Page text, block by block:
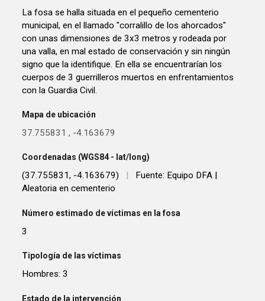
La fosa se halla situada en el pequeño cementerio
municipal, en el llamado "corralillo de los ahorcados"
con unas dimensiones de 3x3 metros y rodeada por
una valla, en mal estado de conservación y sin ningún
signo que la identifique. En ella se encuentrarían los
cuerpos de 3 guerrilleros muertos en enfrentamientos
con la Guardia Civil.
Mapa de ubicación
37.755831 , -4.163679
Coordenadas (WGS84 - lat/long)
(37.755831, -4.163679)
Fuente: Equipo DFA |
Aleatoria en cementerio
Número estimado de víctimas en la fosa
3
Tipología de las víctimas
Hombres: 3
Estado de la intervención